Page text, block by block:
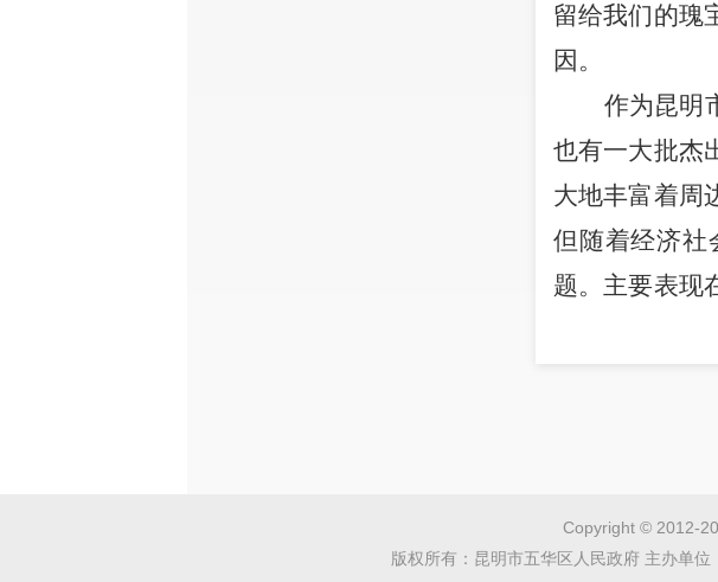
留给我们的瑰
因。
作为昆明
也有一大批杰
大地丰富着周
但随着经济社
题。主要表现
先后进行了国
Copyright © 2012-
版权所有：昆明市五华区人民政府 主办单